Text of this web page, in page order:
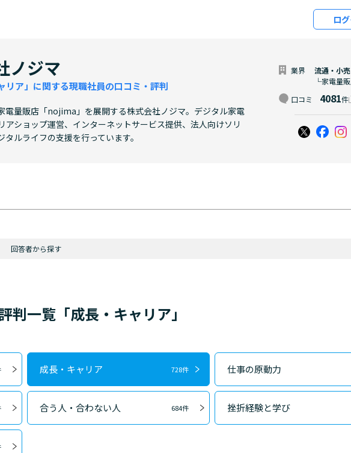
ロ
ノジマ
リア」に関する現職社員の口コミ・評判
電量販店「nojima」を展開する株式会社ノジマ。デジタル家電
ショップ運営、インターネットサービス提供、法人向けソリ
ルライフの支援を行っています。
業界
流通・小
└家電量
口コミ 4081件
回答者から探す
判一覧「成長・キャリア」
成長・キャリア 728件 仕事の原動力
合う人・合わない人 684件 挫折経験と学び